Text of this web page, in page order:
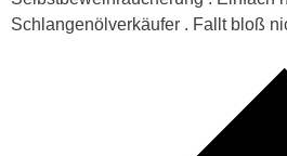
Schlangenölverkäufer . Fallt bloß